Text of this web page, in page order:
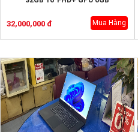
32,000,000 đ Mua Hàng